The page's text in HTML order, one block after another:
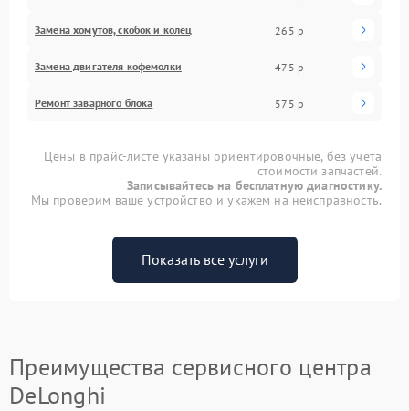
Замена хомутов, скобок и колец 265 р
Замена двигателя кофемолки 475 р
Ремонт заварного блока 575 р
Цены в прайс-листе указаны ориентировочные, без учета
стоимости запчастей.
Записывайтесь на бесплатную диагностику.
Мы проверим ваше устройство и укажем на неисправность.
Показать все услуги
Преимущества сервисного центра
DeLonghi